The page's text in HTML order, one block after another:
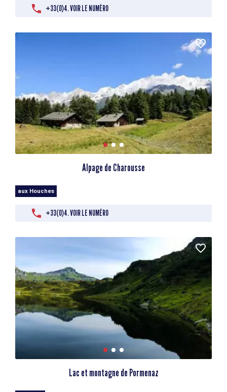
+33(0)4. VOIR LE NUMÉRO
Alpage de Charousse
aux Houches
+33(0)4. VOIR LE NUMÉRO
Lac et montagne de Pormenaz